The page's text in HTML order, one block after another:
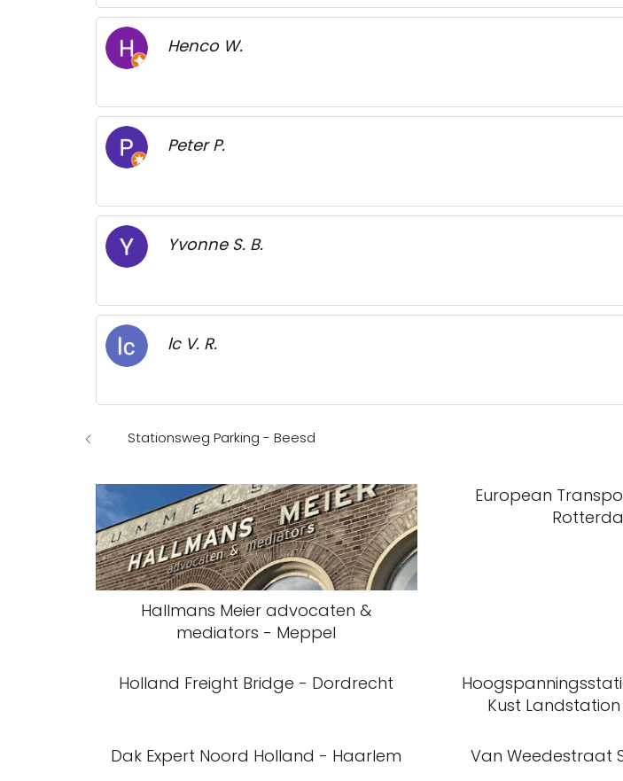
Henco W.
Peter P.
Yvonne S. B.
lc V. R.
Stationsweg Parking - Beesd
Hallmans Meier advocaten &
mediators - Meppel
European
Holland Freight Bridge - Dordrecht
Kust
Dak Expert Noord Holland - Haarlem Van Weedestraat